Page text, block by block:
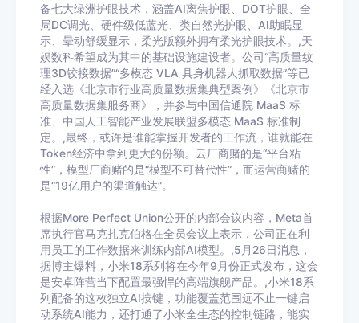
备七大绿洲护眼技术，涵盖AI离焦护眼、DOT护眼、全
局DC调光、硬件级低蓝光、类自然光护眼、AI助眠显
示、晕动舒缓显示，柔光版额外拥有柔光护眼技术。,天
娱数科希望成为其中的基础设施建设者。公司“高质量纹
理3D铰接数据”“多模态 VLA 具身机器人抓取数据”等已
经入选《北京市行业高质量数据集典型案例》《北京市
高质量数据集服务商》，并参与中国信通院 MaaS 标
准、中国人工智能产业发展联盟多模态 MaaS 标准制
定。,最终，或许是谁能掌握开发者的工作流，谁就能在
Token经济中拿到更大的份额。云厂商赌的是“平台粘
性”，模型厂商赌的是“模型不可替代性”，而运营商赌的
是“19亿用户的渠道触达”。
根据More Perfect Union公开的内部会议内容，Meta首
席执行官马克扎克伯格在全员会议上表示，公司正在利
用员工的工作数据来训练内部AI模型。,5月26日消息，
据博主爆料，小米18系列将在今年9月份正式发布，这会
是安卓阵营当下配置最强悍的高端旗舰产品。,小米18系
列配备的这枚独立AI按键，功能覆盖范围远不止一键启
动系统AI能力，还打通了小米全生态的控制链路，能实